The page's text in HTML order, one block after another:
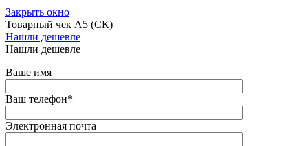
Закрыть окно
Товарный чек А5 (СК)
Нашли дешевле
Нашли дешевле
Ваше имя
Ваш телефон*
Электронная почта